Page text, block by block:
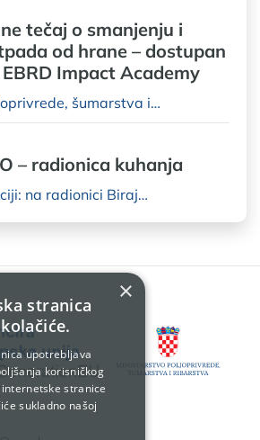
tečaj o smanjenju i
od hrane – dostupan
Impact Academy
šumarstva i…
– radionica kuhanja
na radionici Biraj…
×
stranica
upotrebljava
korisničkog
stranice
sukladno našoj